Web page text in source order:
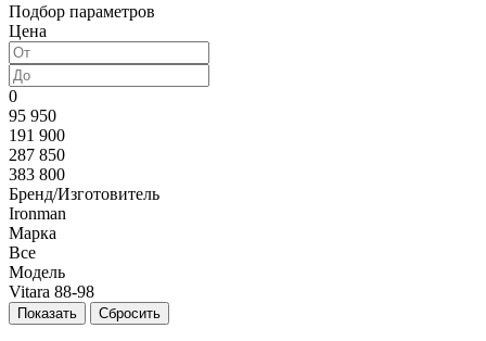
Подбор параметров
Цена
0
95 950
191 900
287 850
383 800
Бренд/Изготовитель
Ironman
Марка
Все
Модель
Vitara 88-98